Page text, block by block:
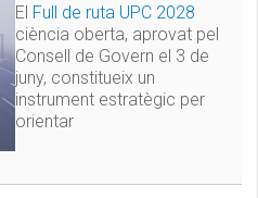
El Full de ruta UPC 2028
ciència oberta, aprovat pel
Consell de Govern el 3 de
juny, constitueix un
instrument estratègic per
orientar